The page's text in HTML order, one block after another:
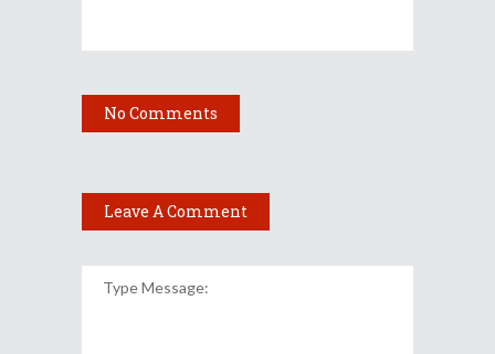
No Comments
Leave A Comment